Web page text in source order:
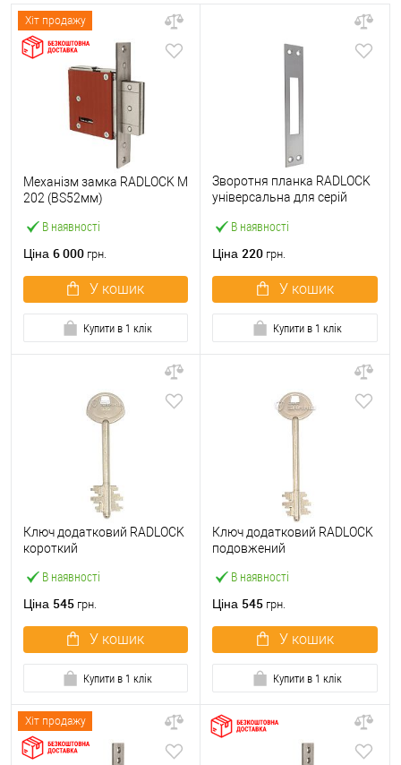
Хіт продажу
В наявності
Механізм замка RADLOCK M
202 (BS52мм)
Ціна 6 000 грн.
У кошик
Купити в 1 клік
В наявності
Зворотня планка RADLOCK
універсальна для серій
Ціна 220 грн.
У кошик
Купити в 1 клік
В наявності
Ключ додатковий RADLOCK
короткий
Ціна 545 грн.
У кошик
Купити в 1 клік
В наявності
Ключ додатковий RADLOCK
подовжений
Ціна 545 грн.
У кошик
Купити в 1 клік
Хіт продажу